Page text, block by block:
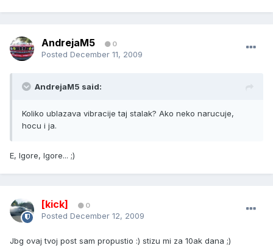
AndrejaM5 0
Posted December 11, 2009
AndrejaM5 said:
Koliko ublazava vibracije taj stalak? Ako neko narucuje,
hocu i ja.
E, Igore, Igore... ;)
[kick] 0
Posted December 12, 2009
Jbg ovaj tvoj post sam propustio :) stizu mi za 10ak dana ;)